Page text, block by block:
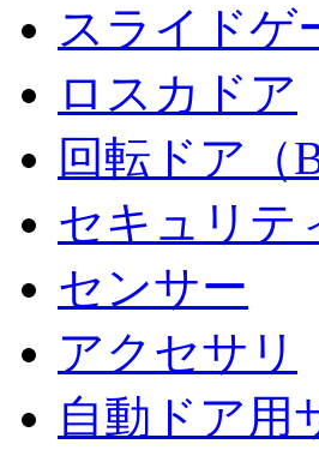
スライドゲ
ロスカドア
回転ドア（
セキュリテ
センサー
アクセサリ
自動ドア用